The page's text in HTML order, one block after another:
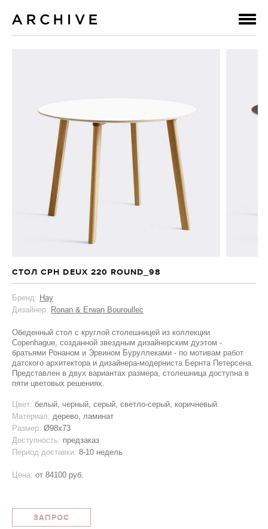
СТОЛ CPH DEUX 220 ROUND_98
Бренд: Hay
Дизайнер: Ronan & Erwan Bouroullec
Обеденный стол с круглой столешницей из коллекции
Copenhague, созданной звездным дизайнерским дуэтом -
братьями Ронаном и Эрвином Буруллеками - по мотивам работ
датского архитектора и дизайнера-модерниста Бернта Петерсена.
Представлен в двух вариантах размера, столешница доступна в
пяти цветовых решениях.
Цвет: белый, черный, серый, светло-серый, коричневый
Материал: дерево, ламинат
Размер: Ø98х73
Доступность: предзаказ
Период доставки: 8-10 недель
Цена: от 84100 руб.
ЗАПРОС